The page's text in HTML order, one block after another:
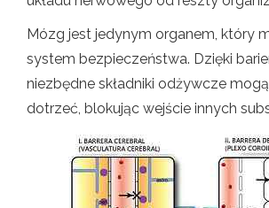
Mózg jest jedynym organem, który
system bezpieczeństwa. Dzięki
niezbędne składniki odżywcze
dotrzeć, blokując wejście innych